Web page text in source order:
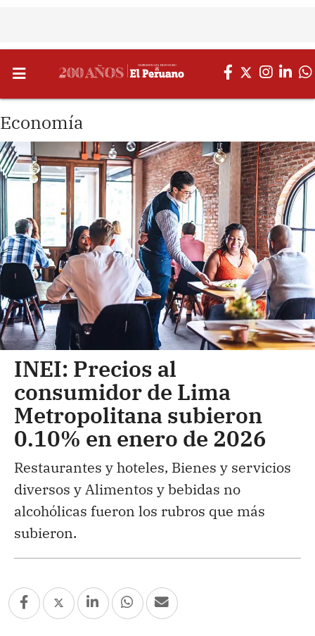
Economía
INEI: Precios al
consumidor de Lima
Metropolitana subieron
0.10% en enero de 2026
Restaurantes y hoteles, Bienes y servicios
diversos y Alimentos y bebidas no
alcohólicas fueron los rubros que más
subieron.